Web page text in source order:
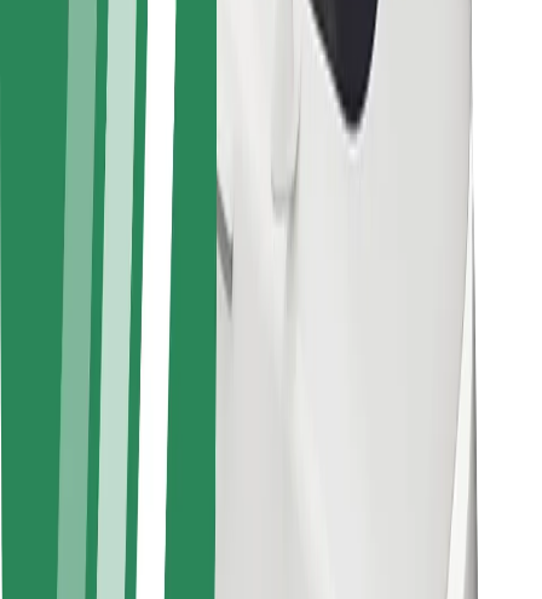
Platser
Stadslösningar
Flygplatser
Bolt laddstationer
För kunder
För förare
För kurirer
Bolt Food
För åkeriägare
För restauranger
Bolt for Business
Annat